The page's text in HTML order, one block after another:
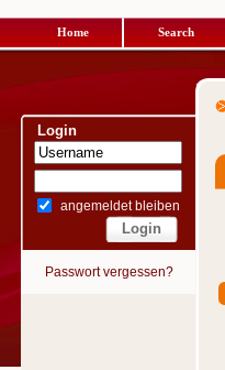
Home Search
Login
angemeldet bleiben
Passwort vergessen?